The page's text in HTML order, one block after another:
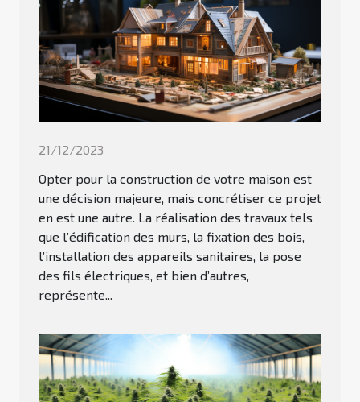
21/12/2023
Opter pour la construction de votre maison est
une décision majeure, mais concrétiser ce projet
en est une autre. La réalisation des travaux tels
que l’édification des murs, la fixation des bois,
l’installation des appareils sanitaires, la pose
des fils électriques, et bien d’autres,
représente...